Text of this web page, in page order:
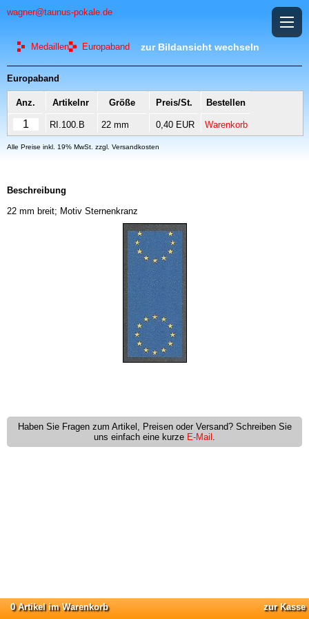
wagner@taunus-pokale.de
Medaillen Europaband zur Bildansicht wechseln
Europaband
Anz. Artikelnr Größe Preis/St. Bestellen
RI.100.B 22 mm 0,40 EUR Warenkorb
Alle Preise inkl. 19% MwSt. zzgl. Versandkosten
Beschreibung
22 mm breit; Motiv Sternenkranz
Haben Sie Fragen zum Artikel, Preisen oder Versand? Schreiben Sie
uns einfach eine kurze E-Mail .
0 Artikel im Warenkorb zur Kasse